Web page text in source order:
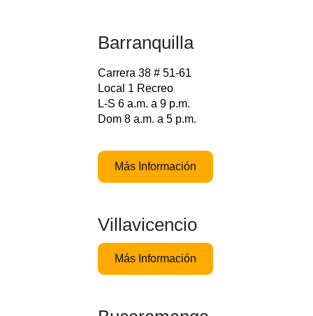
Barranquilla
Carrera 38 # 51-61
Local 1 Recreo
L-S 6 a.m. a 9 p.m.
Dom 8 a.m. a 5 p.m.
Más Información
Villavicencio
Más Información